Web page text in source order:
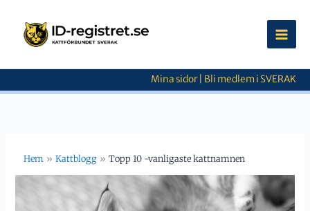
innehåll
Mina sidor| Bli medlem i SVERAK
Hem Kattblogg Topp 10 -vanligaste kattnamnen